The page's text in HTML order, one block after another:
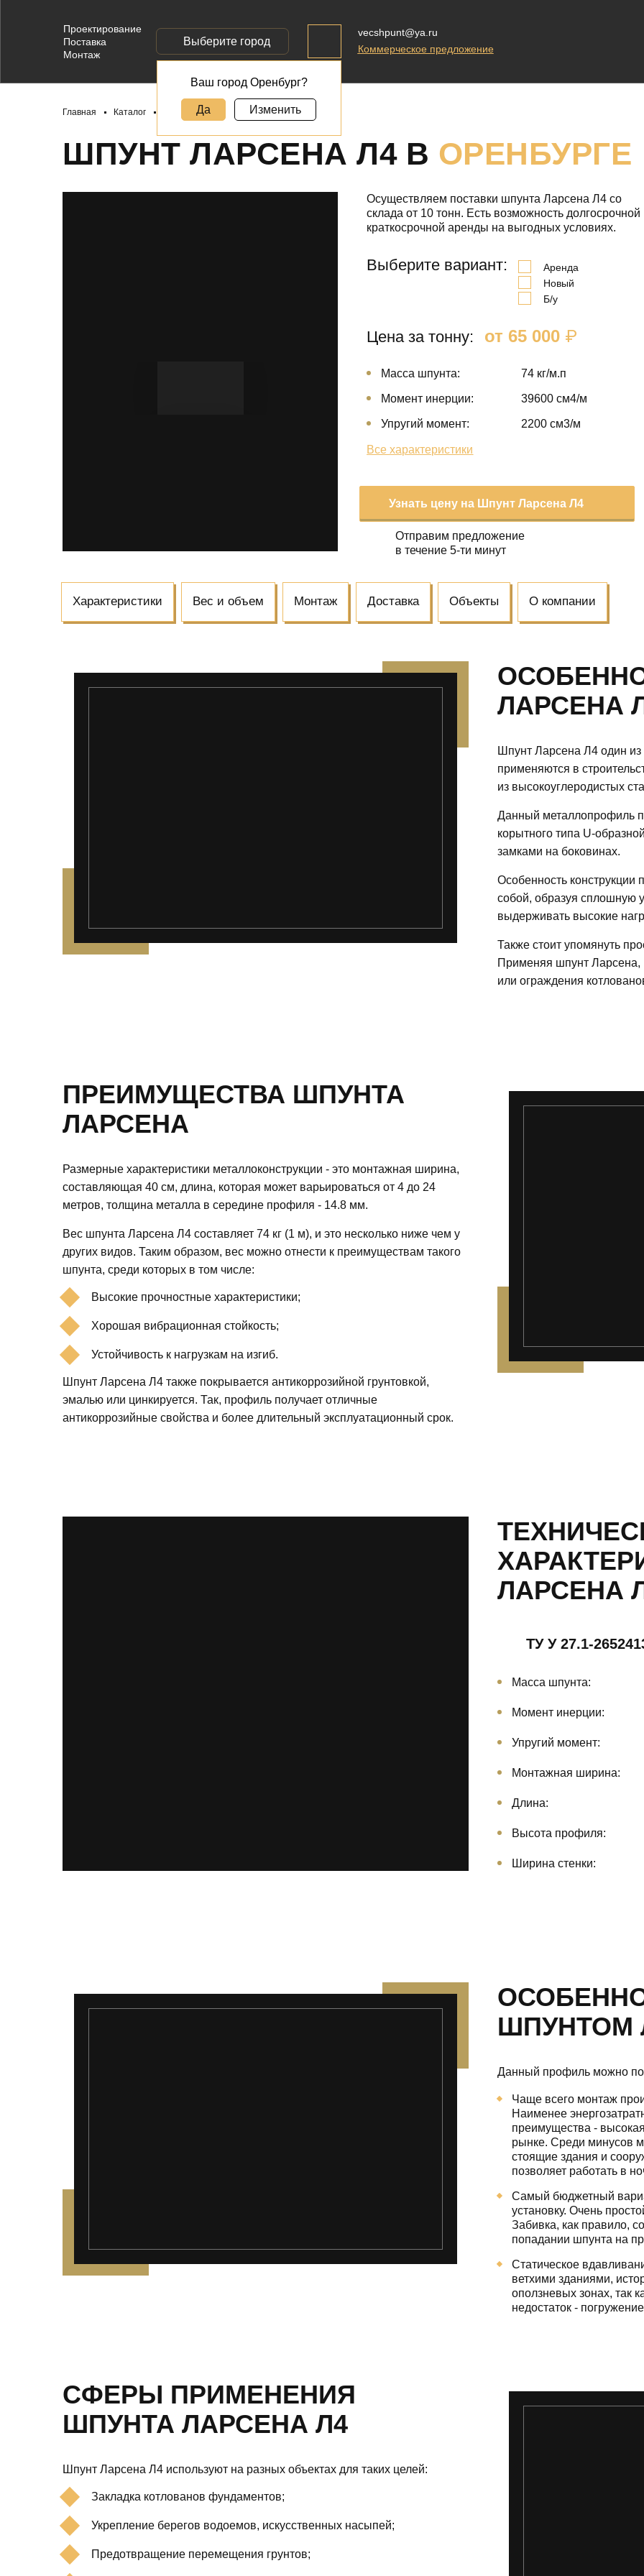
vecshpunt@ya.ru
Коммерческое предложение
Проектирование
Поставка
Монтаж
Выберите город
Ваш город Оренбург?
Да Изменить
Главная Каталог Шпунт Ларсена Л4
ШПУНТ ЛАРСЕНА Л4 В ОРЕНБУРГЕ
Осуществляем поставки шпунта Ларсена Л4 со
склада от 10 тонн. Есть возможность долгосрочной
краткосрочной аренды на выгодных условиях.
Выберите вариант:
Аренда
Новый
Б/у
Цена за тонну: от 65 000 ₽
Масса шпунта: 74 кг/м.п
Момент инерции: 39600 cм4/м
Упругий момент: 2200 cм3/м
Все характеристики
Узнать цену на Шпунт Ларсена Л4
Отправим предложение
в течение 5-ти минут
Характеристики Вес и объем Монтаж Доставка Объекты О компании
ЛАРСЕНА
Шпунт Ларсена Л4 один
применяются в
из высокоуглеродистых
Данный металлопрофиль
корытного типа U-
замками на боковинах.
Особенность конструкции
собой, образуя сплошную
выдерживать высокие
Также стоит упомянуть
Применяя шпунт Ларсена,
или ограждения
ПРЕИМУЩЕСТВА ШПУНТА
ЛАРСЕНА
Размерные характеристики металлоконструкции - это монтажная ширина,
составляющая 40 см, длина, которая может варьироваться от 4 до 24
метров, толщина металла в середине профиля - 14.8 мм.
Вес шпунта Ларсена Л4 составляет 74 кг (1 м), и это несколько ниже чем у
других видов. Таким образом, вес можно отнести к преимуществам такого
шпунта, среди которых в том числе:
Высокие прочностные характеристики;
Хорошая вибрационная стойкость;
Устойчивость к нагрузкам на изгиб.
Шпунт Ларсена Л4 также покрывается антикоррозийной грунтовкой,
эмалью или цинкируется. Так, профиль получает отличные
антикоррозийные свойства и более длительный эксплуатационный срок.
ЛАРСЕНА
ТУ У 27.1-
Масса шпунта:
Момент инерции:
Упругий момент:
Монтажная ширина:
Длина:
Высота профиля:
Ширина стенки:
ШПУНТОМ
Данный профиль можно
Чаще всего монтаж
Наименее
преимущества -
рынке. Среди минусов
стоящие здания и
позволяет работать в
Самый бюджетный
установку. Очень
Забивка, как правило,
попадании шпунта на
Статическое
ветхими зданиями,
оползневых зонах, так
недостаток -
СФЕРЫ ПРИМЕНЕНИЯ
ШПУНТА ЛАРСЕНА Л4
Шпунт Ларсена Л4 используют на разных объектах для таких целей:
Закладка котлованов фундаментов;
Укрепление берегов водоемов, искусственных насыпей;
Предотвращение перемещения грунтов;